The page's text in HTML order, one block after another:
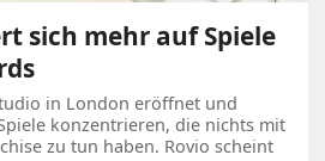
sich mehr auf Spiele
in London eröffnet und
konzentrieren, die nichts mit
zu tun haben. Rovio scheint